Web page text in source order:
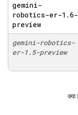
gemini-
robotics-er-1 . 6-
preview
gemini-robotics-
er-1.5-preview